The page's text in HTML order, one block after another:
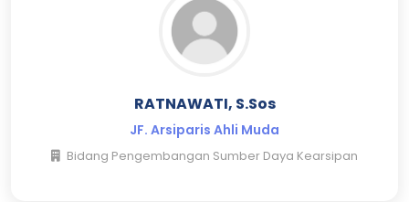
RATNAWATI, S.Sos
JF. Arsiparis Ahli Muda
Bidang Pengembangan Sumber Daya Kearsipan